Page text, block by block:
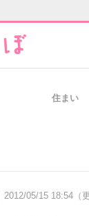
住まい
2012/05/15 18:54（更